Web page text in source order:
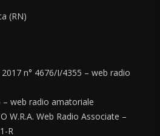
(RN)
2017 n° 4676/I/4355 – web radio
– web radio amatoriale
W.R.A. Web Radio Associate –
R